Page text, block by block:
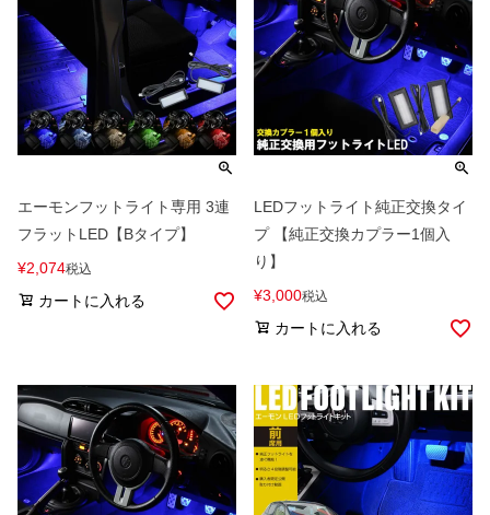
エーモンフットライト専用 3連
フラットLED【Bタイプ】
¥2,074税込
カートに入れる
LEDフットライト純正交換タイ
プ 【純正交換カプラー1個入
り】
¥3,000税込
カートに入れる